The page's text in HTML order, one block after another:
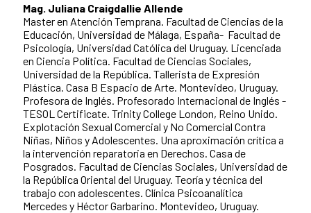
Mag. Juliana Craigdallie Allende
Master en Atención Temprana. Facultad de Ciencias de la
Educación, Universidad de Málaga, España- Facultad de
Psicología, Universidad Católica del Uruguay. Licenciada
en Ciencia Política. Facultad de Ciencias Sociales,
Universidad de la República. Tallerista de Expresión
Plástica. Casa B Espacio de Arte. Montevideo, Uruguay.
Profesora de Inglés. Profesorado Internacional de Inglés -
TESOL Certificate. Trinity College London, Reino Unido.
Explotación Sexual Comercial y No Comercial Contra
Niñas, Niños y Adolescentes. Una aproximación crítica a
la intervención reparatoria en Derechos. Casa de
Posgrados. Facultad de Ciencias Sociales, Universidad de
la República Oriental del Uruguay. Teoría y técnica del
trabajo con adolescentes. Clínica Psicoanalítica
Mercedes y Héctor Garbarino. Montevideo, Uruguay.